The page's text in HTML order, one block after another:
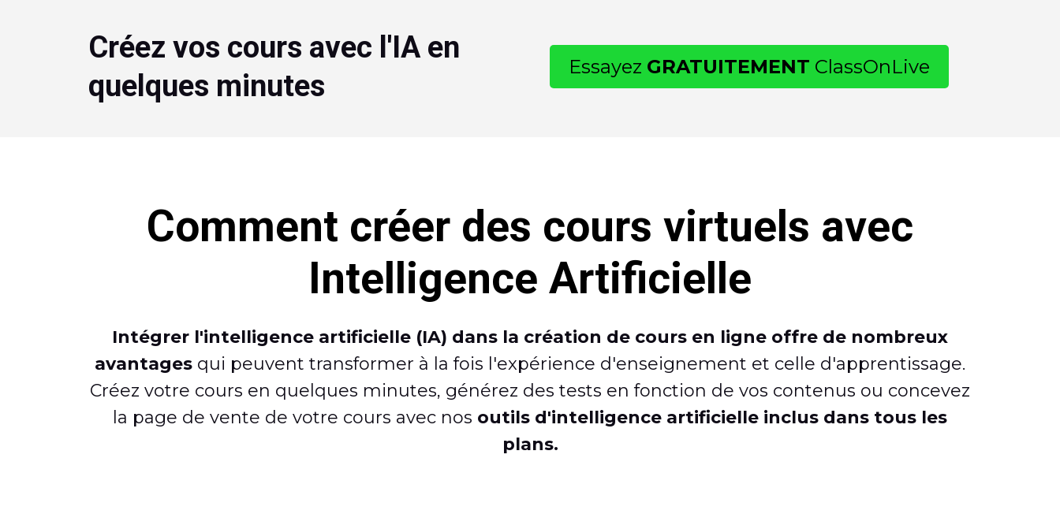
Créez vos cours avec l'IA en
quelques minutes
Essayez GRATUITEMENT ClassOnLive
Comment créer des cours virtuels avec
Intelligence Artificielle
Intégrer l'intelligence artificielle (IA) dans la création de cours en ligne offre de nombreux
avantages qui peuvent transformer à la fois l'expérience d'enseignement et celle d'apprentissage.
Créez votre cours en quelques minutes, générez des tests en fonction de vos contenus ou concevez
la page de vente de votre cours avec nos outils d'intelligence artificielle inclus dans tous les
plans.